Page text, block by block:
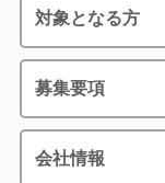
対象となる方
募集要項
会社情報